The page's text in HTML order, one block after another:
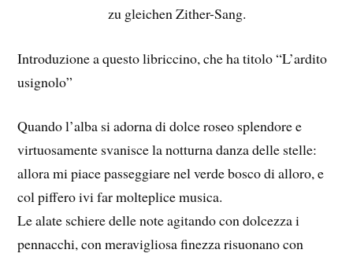
zu gleichen Zither-Sang.
Introduzione a questo libriccino, che ha titolo “L’ardito
usignolo”
Quando l’alba si adorna di dolce roseo splendore e
virtuosamente svanisce la notturna danza delle stelle:
allora mi piace passeggiare nel verde bosco di alloro, e
col piffero ivi far molteplice musica.
Le alate schiere delle note agitando con dolcezza i
pennacchi, con meravigliosa finezza risuonano con